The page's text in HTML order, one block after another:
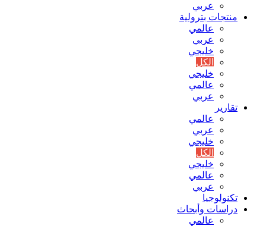
عربي
منتجات بترولية
عالمي
عربي
خليجي
الكل
خليجي
عالمي
عربي
تقارير
عالمي
عربي
خليجي
الكل
خليجي
عالمي
عربي
تكنولوجيا
دراسات وأبحاث
عالمي